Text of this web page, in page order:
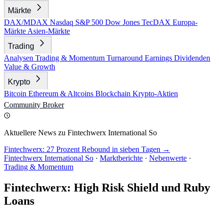
Märkte
DAX/MDAX Nasdaq S&P 500 Dow Jones TecDAX Europa-
Märkte Asien-Märkte
Trading
Analysen Trading & Momentum Turnaround Earnings Dividenden
Value & Growth
Krypto
Bitcoin Ethereum & Altcoins Blockchain Krypto-Aktien
Community Broker
Aktuellere News zu Fintechwerx International So
Fintechwerx: 27 Prozent Rebound in sieben Tagen →
Fintechwerx International So · Marktberichte · Nebenwerte ·
Trading & Momentum
Fintechwerx: High Risk Shield und Ruby
Loans